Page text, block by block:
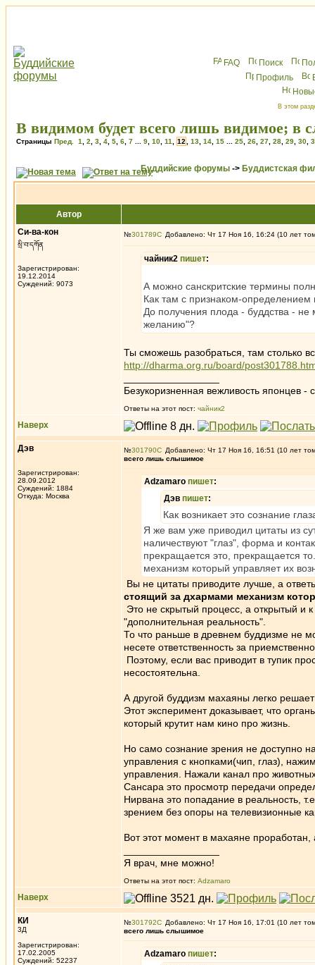
FAQ Поиск
Профиль
В этом
В видимом будет всего лишь видимое;
Страницы Пред. 1 2 3 4 5 6 7 9 10 11 12 13 14 15 25 26 27 28 29 30
Буддийские форумы -> Буддистская
Автор
Си-ва-кон
སྲི་བ་དཀོན
Зарегистрирован:
19.12.2014
Суждений: 9073
№301789 Добавлено: Чт 17 Ноя 16, 16:24 (10 лет
чайник2 пишет:
А можно санскритские термины
Как там с признаком-
До получения плода - буддства - не
желанию"?
Ты сможешь разобраться, там столько
http://dharma.org.ru/board/
Безукоризненная вежливость японцев -
Ответы на этот пост: чайник2
Наверх
Дэв
Зарегистрирован:
28.09.2012
Суждений: 1884
Откуда: Москва
№301790
Добавлено: Чт 17 Ноя 16, 16:51 (10 лет
всего лишь слышимое
Adzamaro пишет:
Дэв пишет:
Как возникает это сознание
Я же вам уже приводил цитаты из
наличествуют "глаз", форма и
прекращается это, прекращается
механизм который управляет их
Вы не цитаты приводите лучше, а
стоящий за дхармами механизм
Это не скрытый процесс, а открытый и
"дополнительная реальность".
То что раньше в древнем буддизме не
несете ответственность за
Поэтому, если вас приводит в тупик
несостоятельна.
А другой буддизм махаяны легко
Этот эксперимент доказывает, что
который крутит нам кино про жизнь.
Но само сознание зрения не доступно
управления с кнопками(чип, глаз),
управления. Нажали канал про
Сансара это просмотр передачи
Нирвана это попадание в реальность,
зрением без опоры на телевизионные
Вот этот момент в махаяне
Я врач, мне можно!
Ответы на этот пост: Adzamaro
Наверх
КИ
3Д
Зарегистрирован:
17.02.2005
Суждений: 52237
№301792
Добавлено: Чт 17 Ноя 16, 17:01 (10 лет
всего лишь слышимое
Adzamaro пишет: